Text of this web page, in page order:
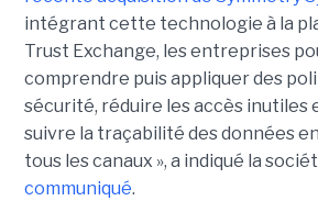
intégrant cette technologie à la
Trust Exchange, les entreprises
comprendre puis appliquer des
sécurité, réduire les accès inutiles
suivre la traçabilité des données
tous les canaux », a indiqué la
communiqué.